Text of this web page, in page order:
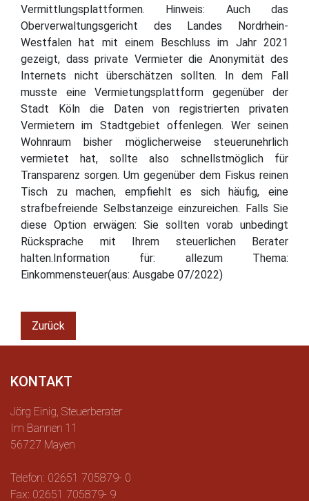
Vermittlungsplattformen. Hinweis: Auch das
Oberverwaltungsgericht des Landes Nordrhein-
Westfalen hat mit einem Beschluss im Jahr 2021
gezeigt, dass private Vermieter die Anonymität des
Internets nicht überschätzen sollten. In dem Fall
musste eine Vermietungsplattform gegenüber der
Stadt Köln die Daten von registrierten privaten
Vermietern im Stadtgebiet offenlegen. Wer seinen
Wohnraum bisher möglicherweise steuerunehrlich
vermietet hat, sollte also schnellstmöglich für
Transparenz sorgen. Um gegenüber dem Fiskus reinen
Tisch zu machen, empfiehlt es sich häufig, eine
strafbefreiende Selbstanzeige einzureichen. Falls Sie
diese Option erwägen: Sie sollten vorab unbedingt
Rücksprache mit Ihrem steuerlichen Berater
halten.Information für: allezum Thema:
Einkommensteuer(aus: Ausgabe 07/2022)
Zurück
KONTAKT
Jörg Einig, Steuerberater
Im Bannen 11
56727 Mayen
Telefon: 02651 705879- 0
Fax: 02651 705879- 9